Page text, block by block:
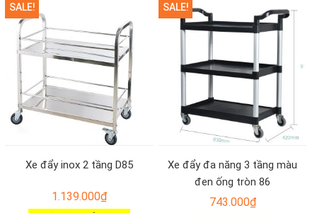
SALE!
Xe đẩy inox 2 tầng D85
1.139.000₫
SALE!
Xe đẩy đa năng 3 tầng màu
đen ống tròn 86
743.000₫